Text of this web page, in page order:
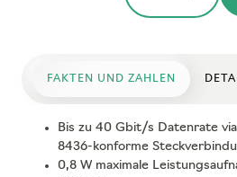
FAKTEN UND ZAHLEN
Bis zu 40 Gbit/s Datenrate via
8436-konforme
0,8 W maximale